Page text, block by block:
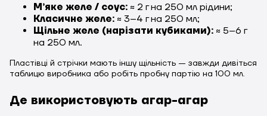
Мʼяке желе / соус: ≈ 2 г на 250 мл рідини;
Класичне желе: ≈ 3–4 г на 250 мл;
Щільне желе (нарізати кубиками): ≈ 5–6 г
на 250 мл.
Пластівці й стрічки мають іншу щільність — завжди дивіться
таблицю виробника або робіть пробну партію на 100 мл.
Де використовують агар-агар